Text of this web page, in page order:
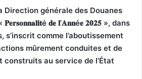
Direction générale des Douanes
𝐝𝐞 𝐥’𝐀𝐧𝐧é𝐞 𝟐𝟎𝟐𝟓 », dans
s’inscrit comme l’aboutissement
mûrement conduites et de
construits au service de l’État